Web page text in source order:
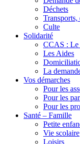
Déchets
Transports,
Culte
Solidarité
CCAS : Le
Les Aides
La
Vos démarches
Pour les
Pour les
Pour les
Santé – Famille
Petite
Vie scolaire
Loisirs